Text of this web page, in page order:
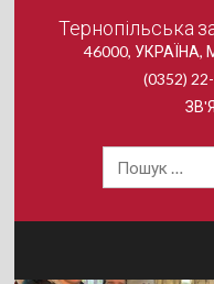
Тернопільська
46000, УКРАЇНА,
(0352)